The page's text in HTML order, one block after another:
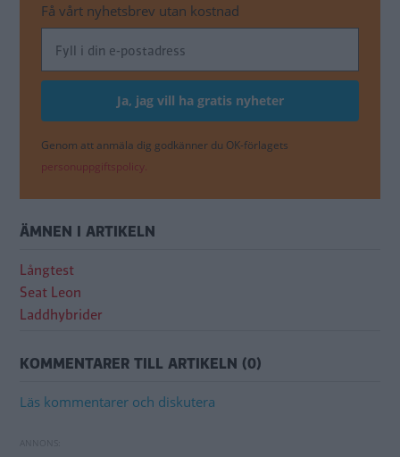
Få vårt nyhetsbrev utan kostnad
Genom att anmäla dig godkänner du OK-förlagets
personuppgiftspolicy.
ÄMNEN I ARTIKELN
Långtest
Seat Leon
Laddhybrider
KOMMENTARER TILL ARTIKELN (0)
Läs kommentarer och diskutera